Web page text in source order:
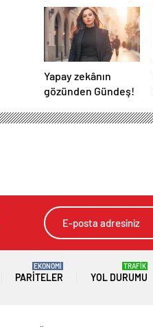
Yapay zekânın
gözünden Gündeş!
PARITELER
EKONOMİ
YOL DURUMU
TRAFİK